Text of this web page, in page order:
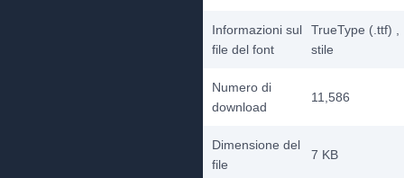
Informazioni sul
file del font
TrueType (.ttf)
stile
Numero di
download
11,586
Dimensione del
file
7 KB